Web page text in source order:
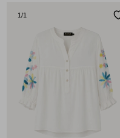
1/1